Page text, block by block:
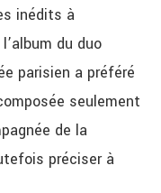
inédits à
du duo
parisien a préféré
seulement
de la
préciser à